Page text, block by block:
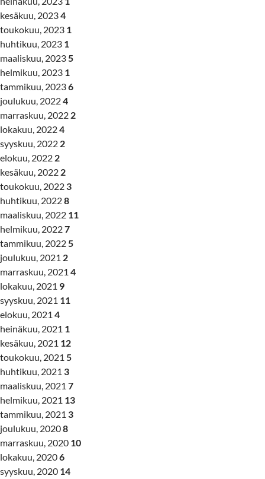
kesäkuu, 20234
toukokuu, 2023 1
huhtikuu, 2023 1
maaliskuu, 20235
helmikuu, 2023 1
tammikuu, 20236
joulukuu, 20224
marraskuu, 2022 2
lokakuu, 20224
syyskuu, 2022 2
elokuu, 2022 2
kesäkuu, 2022 2
toukokuu, 2022 3
huhtikuu, 20228
maaliskuu, 2022 11
helmikuu, 20227
tammikuu, 20225
joulukuu, 2021 2
marraskuu, 2021 4
lokakuu, 2021 9
syyskuu, 2021 11
elokuu, 2021 4
heinäkuu, 2021 1
kesäkuu, 2021 12
toukokuu, 2021 5
huhtikuu, 2021 3
maaliskuu, 2021 7
helmikuu, 2021 13
tammikuu, 2021 3
joulukuu, 20208
marraskuu, 2020 10
lokakuu, 20206
syyskuu, 2020 14